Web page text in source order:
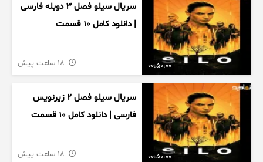
00:50:00
سریال سیلو فصل ۳ دوبله فارسی
| دانلود کامل ۱۰ قسمت
00:50:00
سریال سیلو فصل ۲ زیرنویس
فارسی | دانلود کامل ۱۰ قسمت